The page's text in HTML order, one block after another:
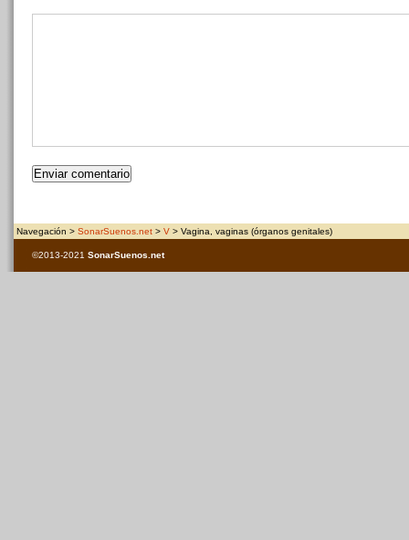
Navegación > SonarSuenos.net > V > Vagina, vaginas (órganos genitales)
©2013-2021 SonarSuenos .net